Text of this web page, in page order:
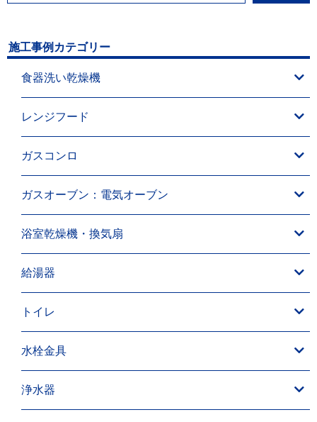
施工事例カテゴリー
食器洗い乾燥機
レンジフード
ガスコンロ
ガスオーブン：電気オーブン
浴室乾燥機・換気扇
給湯器
トイレ
水栓金具
浄水器